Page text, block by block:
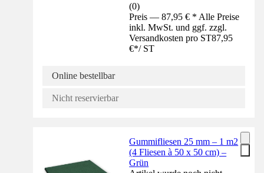
(0)
Preis — 87,95 € * Alle Preise
inkl. MwSt. und ggf. zzgl.
Versandkosten pro ST87,95
€*/ ST
Online bestellbar
Nicht reservierbar
Gummifliesen 25 mm – 1 m2
(4 Fliesen à 50 x 50 cm) –
Grün